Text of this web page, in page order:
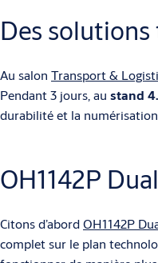
Des solutions
Au salon Transport &
Pendant 3 jours, au stand
durabilité et la numérisation
OH1142P
Citons d’abordOH1142P
complet sur le plan